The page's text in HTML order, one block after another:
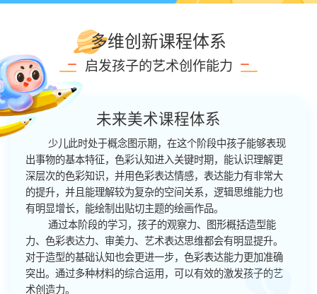
多维创新课程体系
启发孩子的艺术创作能力
未来美术课程体系
少儿此时处于概念图示期，在这个阶段中孩子能够表现
出事物的基本特征，色彩认知进入关键时期，能认识理解更
深层次的色彩知识，并用色彩表达情感，表达能力有非常大
的提升，并且能理解较为复杂的空间关系，逻辑思维能力也
有明显增长，能绘制出贴切主题的绘画作品。
通过本阶段的学习，孩子的观察力、图形概括造型能
力、色彩表达力、审美力、艺术表达思维都会有明显提升。
对于造型的基础认知也会更进一步，色彩表达能力更加准确
突出。通过多种材料的综合运用，可以有效的激发孩子的艺
术创造力。